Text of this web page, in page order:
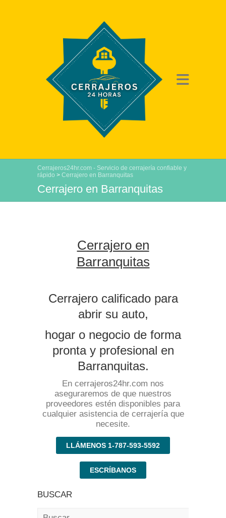
Cerrajeros24hr.com - Servicio de cerrajería confiable y
rápido > Cerrajero en Barranquitas
Cerrajero en Barranquitas
Cerrajero en
Barranquitas
Cerrajero calificado para
abrir su auto,
hogar o negocio de forma
pronta y profesional en
Barranquitas.
En cerrajeros24hr.com nos
aseguraremos de que nuestros
proveedores estén disponibles para
cualquier asistencia de cerrajería que
necesite.
LLÁMENOS 1-787-593-5592
ESCRÍBANOS
BUSCAR
Buscar